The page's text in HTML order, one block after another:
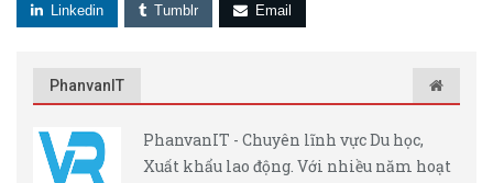
Linkedin Tumblr Email
PhanvanIT
PhanvanIT - Chuyên lĩnh vực Du học,
Xuất khẩu lao động. Với nhiều năm hoạt